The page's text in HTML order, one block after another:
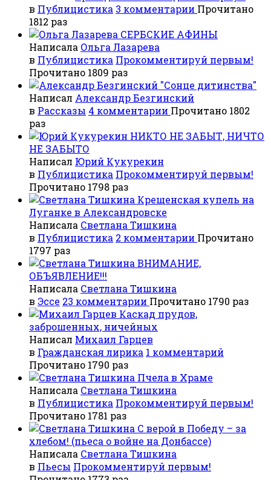
в Публицистика 3 комментарии Прочитано
1812 раз
СЕРБСКИЕ АФИНЫ
Написала Ольга Лазарева
в Публицистика Прокомментируй первым!
Прочитано 1809 раз
"Сонце дитинства"
Написал Александр Безгинский
в Рассказы 4 комментарии Прочитано 1802
раз
НИКТО НЕ ЗАБЫТ, НИЧТО
НЕ ЗАБЫТО
Написал Юрий Кукурекин
в Публицистика Прокомментируй первым!
Прочитано 1798 раз
Крещенская купель на
Луганке в Александровске
Написала Светлана Тишкина
в Публицистика 2 комментарии Прочитано
1797 раз
ВНИМАНИЕ,
ОБЪЯВЛЕНИЕ!!!
Написала Светлана Тишкина
в Эссе 23 комментарии Прочитано 1790 раз
Каскад прудов,
заброшенных, ничейных
Написал Михаил Гарцев
в Гражданская лирика 1 комментарий
Прочитано 1790 раз
Пчела в Храме
Написала Светлана Тишкина
в Публицистика Прокомментируй первым!
Прочитано 1781 раз
С верой в Победу – за
хлебом! (пьеса о войне на Донбассе)
Написала Светлана Тишкина
в Пьесы Прокомментируй первым!